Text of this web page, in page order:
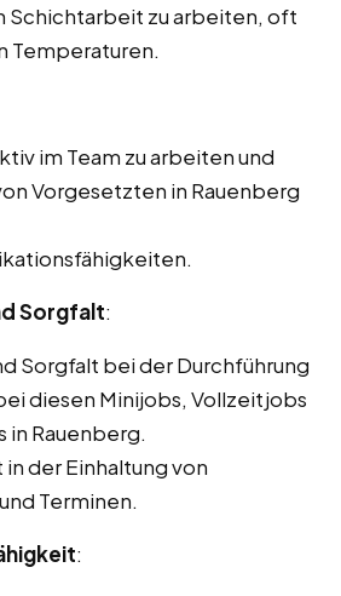
Schichtarbeit zu arbeiten, oft
Temperaturen.
im Team zu arbeiten und
Vorgesetzten in Rauenberg
Sorgfalt:
Sorgfalt bei der Durchführung
diesen Minijobs, Vollzeitjobs
in Rauenberg.
der Einhaltung von
Terminen.
: